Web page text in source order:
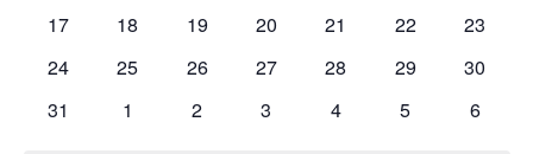
0
17
0
18
0
19
0
20
0
21
0
22
0
23
0
24
0
25
0
26
0
27
0
28
0
29
0
30
0
31
0
1
0
2
0
3
0
4
0
5
0
6